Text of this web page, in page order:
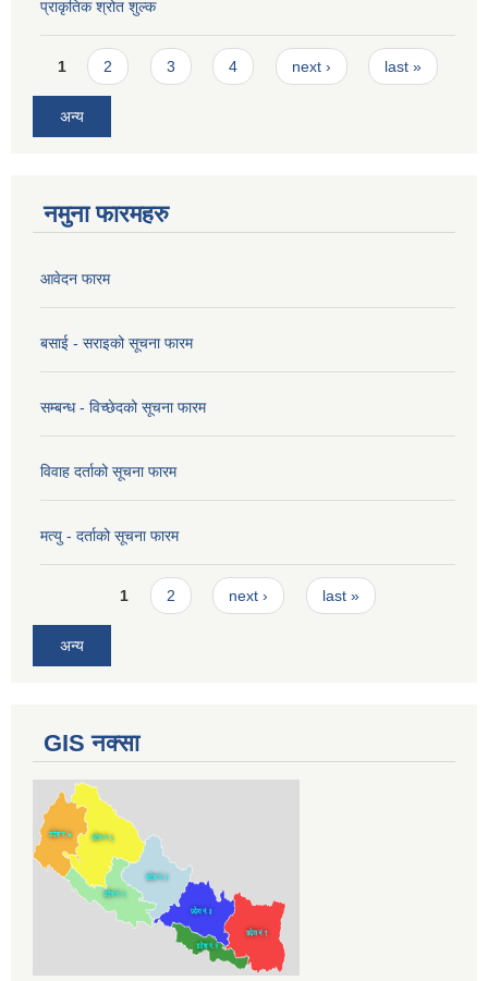
प्राकृतिक श्रोत शुल्क
Pages
1 2 3 4 next › last »
अन्य
नमुना फारमहरु
आवेदन फारम
बसाई - सराइको सूचना फारम
सम्बन्ध - विच्छेदको सूचना फारम
विवाह दर्ताको सूचना फारम
मत्यु - दर्ताको सूचना फारम
Pages1 2 next › last »
अन्य
GIS नक्सा